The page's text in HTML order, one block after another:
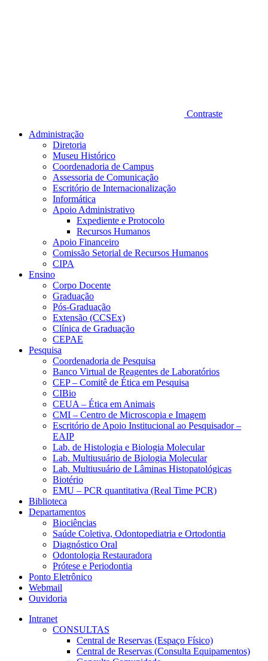
Contraste
Administração
Diretoria
Museu Histórico
Coordenadoria de Campus
Assessoria de Comunicação
Escritório de Internacionalização
Informática
Apoio Administrativo
Expediente e Protocolo
Recursos Humanos
Apoio Financeiro
Comissão Setorial de Recursos Humanos
CIPA
Ensino
Corpo Docente
Graduação
Pós-Graduação
Extensão (CCSEx)
Clínica de Graduação
CEPAE
Pesquisa
Coordenadoria de Pesquisa
Banco Virtual de Reagentes de Laboratórios
CEP – Comitê de Ética em Pesquisa
CIBio
CEUA – Ética em Animais
CMI – Centro de Microscopia e Imagem
Escritório de Apoio Institucional ao Pesquisador –
EAIP
Lab. de Histologia e Biologia Molecular
Lab. Multiusuário de Biologia Molecular
Lab. Multiusuário de Lâminas Histopatológicas
Biotério
EMU – PCR quantitativa (Real Time PCR)
Biblioteca
Departamentos
Biociências
Saúde Coletiva, Odontopediatria e Ortodontia
Diagnóstico Oral
Odontologia Restauradora
Prótese e Periodontia
Ponto Eletrônico
Webmail
Ouvidoria
Intranet
CONSULTAS
Central de Reservas (Espaço Físico)
Central de Reservas (Consulta Equipamentos)